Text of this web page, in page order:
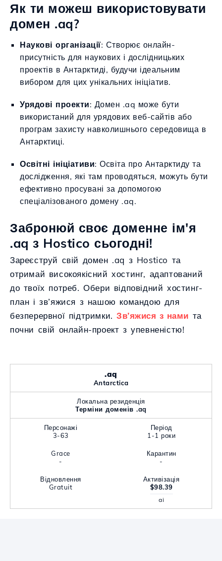
Як ти можеш використовувати
домен .aq?
Наукові організації: Створює онлайн-
присутність для наукових і дослідницьких
проектів в Антарктиді, будучи ідеальним
вибором для цих унікальних ініціатив.
Урядові проекти: Домен .aq може бути
використаний для урядових веб-сайтів або
програм захисту навколишнього середовища в
Антарктиці.
Освітні ініціативи: Освіта про Антарктиду та
дослідження, які там проводяться, можуть бути
ефективно просувані за допомогою
спеціалізованого домену .aq.
Забронюй своє доменне ім'я
.aq з Hostico сьогодні!
Зареєструй свій домен .aq з Hostico та
отримай високоякісний хостинг, адаптований
до твоїх потреб. Обери відповідний хостинг-
план і зв’яжися з нашою командою для
безперервної підтримки.Зв’яжися з нами та
почни свій онлайн-проект з упевненістю!
.aq
Antarctica
Локальна резиденція
Терміни доменів .aq
Персонажі
3-63
Період
1-1 роки
Grace
-
Карантин
-
Відновлення
Gratuit
Активізація
$98.39
ai